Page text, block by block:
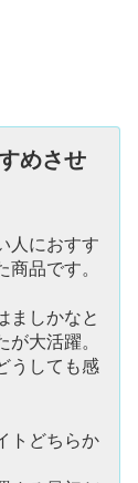
めさせ
人におすす
品です。
ましかなと
大活躍。
うしても感
トどちらか